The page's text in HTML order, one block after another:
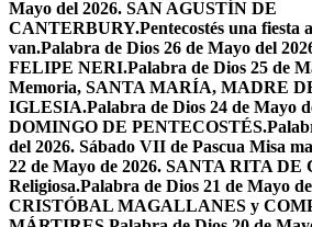
Mayo del 2026. SAN AGUSTÍN DE
CANTERBURY.Pentecostés una fiesta
van.Palabra de Dios 26 de Mayo del
FELIPE NERI.Palabra de Dios 25 de
Memoria, SANTA MARÍA, MADRE
IGLESIA.Palabra de Dios 24 de Mayo
DOMINGO DE PENTECOSTÉS.
del 2026. Sábado VII de Pascua Misa
22 de Mayo de 2026. SANTA RITA DE
Religiosa.Palabra de Dios 21 de Mayo
CRISTÓBAL MAGALLANES y